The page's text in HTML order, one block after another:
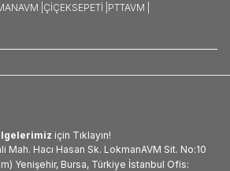
| ÇIÇEKSEPETI | PTTAVM |
için Tıklayın!
Mah. Hacı Hasan Sk. LokmanAVM Sit. No:10
Yenişehir, Bursa, Türkiye İstanbul Ofis: